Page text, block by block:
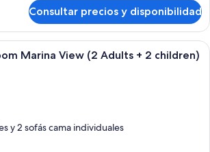
Consultar precios y disponibilidad
Un balcón con mesa y sillas, un
Marina View (2 Adults + 2 children)
y 2 sofás cama individuales